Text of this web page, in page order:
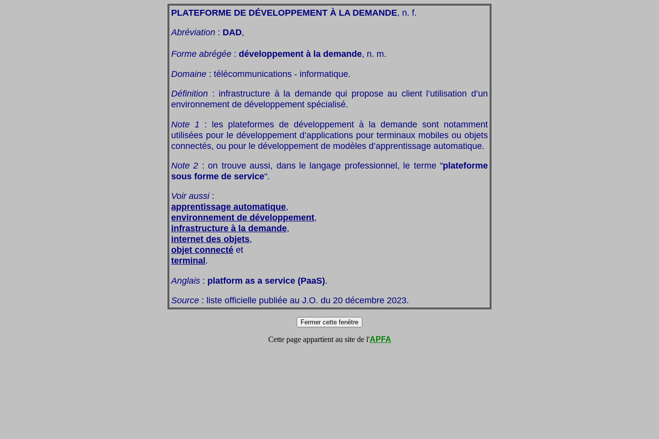
PLATEFORME DE DÉVELOPPEMENT À LA DEMANDE, n. f.
Abréviation : DAD,
Forme abrégée : développement à la demande, n. m.
Domaine : télécommunications - informatique.
Définition : infrastructure à la demande qui propose au client l’utilisation d’un
environnement de développement spécialisé.
Note 1 : les plateformes de développement à la demande sont notamment
utilisées pour le développement d’applications pour terminaux mobiles ou objets
connectés, ou pour le développement de modèles d’apprentissage automatique.
Note 2 : on trouve aussi, dans le langage professionnel, le terme "plateforme
sous forme de service".
Voir aussi:
apprentissage automatique,
environnement de développement,
infrastructure à la demande,
internet des objets,
objet connecté et
terminal.
Anglais : platform as a service (PaaS).
Source : liste officielle publiée au J.O. du 20 décembre 2023.
Cette page appartient au site de l'APFA